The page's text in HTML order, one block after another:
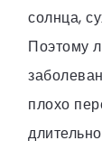
солнца,
Поэтому
плохо